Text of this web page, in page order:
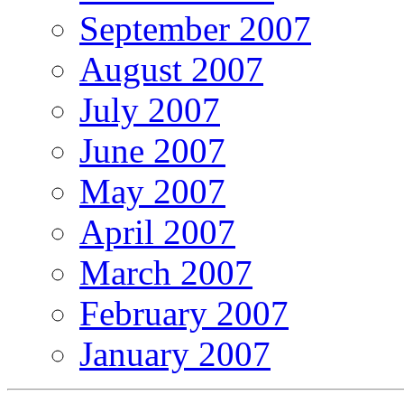
September 2007
August 2007
July 2007
June 2007
May 2007
April 2007
March 2007
February 2007
January 2007